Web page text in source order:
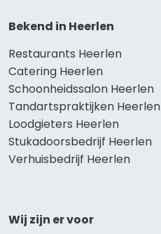
Bekend in Heerlen
Restaurants Heerlen
Catering Heerlen
Schoonheidssalon Heerlen
Tandartspraktijken Heerlen
Loodgieters Heerlen
Stukadoorsbedrijf Heerlen
Verhuisbedrijf Heerlen
Wij zijn er voor